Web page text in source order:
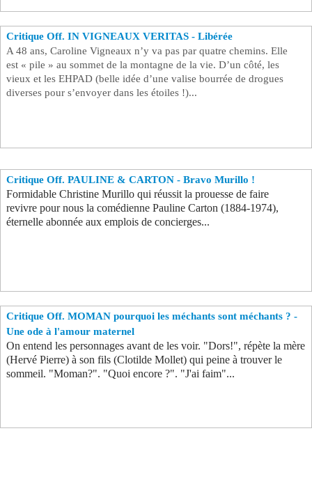
Critique Off. IN VIGNEAUX VERITAS - Libérée
A 48 ans, Caroline Vigneaux n’y va pas par quatre chemins. Elle
est « pile » au sommet de la montagne de la vie. D’un côté, les
vieux et les EHPAD (belle idée d’une valise bourrée de drogues
diverses pour s’envoyer dans les étoiles !)...
Critique Off. PAULINE & CARTON - Bravo Murillo !
Formidable Christine Murillo qui réussit la prouesse de faire
revivre pour nous la comédienne Pauline Carton (1884-1974),
éternelle abonnée aux emplois de concierges...
Critique Off. MOMAN pourquoi les méchants sont méchants ? -
Une ode à l'amour maternel
On entend les personnages avant de les voir. "Dors!", répète la mère
(Hervé Pierre) à son fils (Clotilde Mollet) qui peine à trouver le
sommeil. "Moman?". "Quoi encore ?". "J'ai faim"...